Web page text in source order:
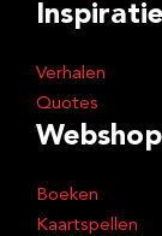
Inspiratie
Verhalen
Quotes
Webshop
Boeken
Kaartspellen